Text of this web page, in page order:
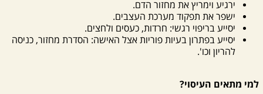
ירגיע וימריץ את מחזור הדם.
ישפר את תפקוד מערכת העצבים.
יסייע בריפוי רגשי: חרדות, כעסים ולחצים.
יסייע בפתרון בעיות פוריות אצל האישה: הסדרת מחזור, כניסה
להריון וכו'.
למי מתאים העיסוי?